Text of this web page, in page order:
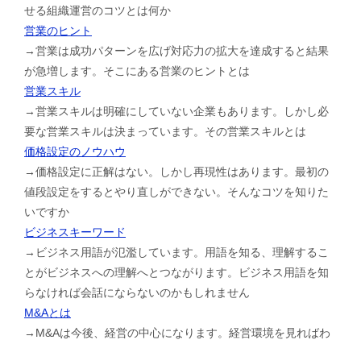
せる組織運営のコツとは何か
営業のヒント
→営業は成功パターンを広げ対応力の拡大を達成すると結果
が急増します。そこにある営業のヒントとは
営業スキル
→営業スキルは明確にしていない企業もあります。しかし必
要な営業スキルは決まっています。その営業スキルとは
価格設定のノウハウ
→価格設定に正解はない。しかし再現性はあります。最初の
値段設定をするとやり直しができない。そんなコツを知りた
いですか
ビジネスキーワード
→ビジネス用語が氾濫しています。用語を知る、理解するこ
とがビジネスへの理解へとつながります。ビジネス用語を知
らなければ会話にならないのかもしれません
M&Aとは
→M&Aは今後、経営の中心になります。経営環境を見ればわ